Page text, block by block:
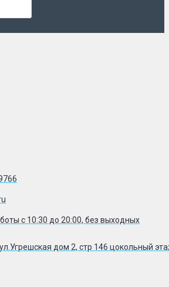
с 10:30 до 20:00, без выходных
дом 2, стр 146 цокольный